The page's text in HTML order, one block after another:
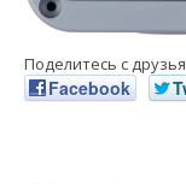
Поделитесь с
Facebook